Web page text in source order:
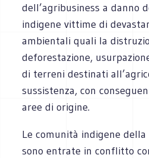
dell’agribusiness a danno
indigene vittime di
ambientali quali la
deforestazione,
di terreni destinati
sussistenza, con
aree di origine.
Le comunità indigene
sono entrate in conflitto